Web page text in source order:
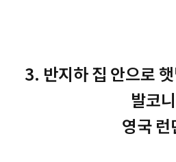
3. 반지하 집 안으로
발코니
영국 런